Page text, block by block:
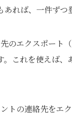
れば、一件ず
のエクスポート
。これを使えば
トの連絡先をエ